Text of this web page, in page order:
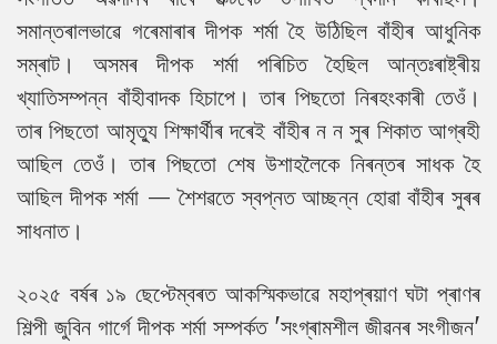
সমান্তৰালভাৱে গৰেমাৰাৰ দীপক শৰ্মা হৈ উঠিছিল বাঁহীৰ আধুনিক
সম্ৰাট। অসমৰ দীপক শৰ্মা পৰিচিত হৈছিল আন্তঃৰাষ্ট্ৰীয়
খ্যাতিসম্পন্ন বাঁহীবাদক হিচাপে। তাৰ পিছতো নিৰহংকাৰী তেওঁ।
তাৰ পিছতো আমৃত্যু শিক্ষাৰ্থীৰ দৰেই বাঁহীৰ ন ন সুৰ শিকাত আগ্ৰহী
আছিল তেওঁ। তাৰ পিছতো শেষ উশাহলৈকে নিৰন্তৰ সাধক হৈ
আছিল দীপক শৰ্মা — শৈশৱতে স্বপ্নত আচ্ছন্ন হোৱা বাঁহীৰ সুৰৰ
সাধনাত।
২০২৫ বৰ্ষৰ ১৯ ছেপ্টেম্বৰত আকস্মিকভাৱে মহাপ্ৰয়াণ ঘটা প্ৰাণৰ
শিল্পী জুবিন গাৰ্গে দীপক শৰ্মা সম্পৰ্কত 'সংগ্ৰামশীল জীৱনৰ সংগীজন'